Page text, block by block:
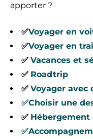
apporter ?
✅Voyager en
✅Voyager en
✅ Vacances et
✅ Roadtrip
✅ Voyager avec
✅Choisir une
✅ Hébergement